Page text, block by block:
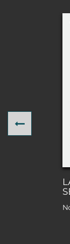
Previous